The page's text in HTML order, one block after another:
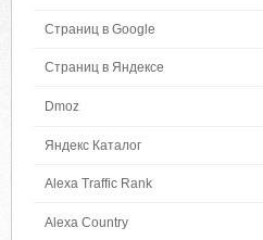
Страниц в Google
Страниц в Яндексе
Dmoz
Яндекс Каталог
Alexa Traffic Rank
Alexa Country